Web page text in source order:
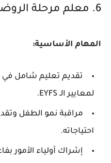
6. معلم مرحلة الروضة (EYFS)
المهام الأساسية:
تقديم تعليم شامل في
لمعايير الـ EYFS.
مراقبة نمو الطفل
احتياجاته.
إشراك أولياء الأمور